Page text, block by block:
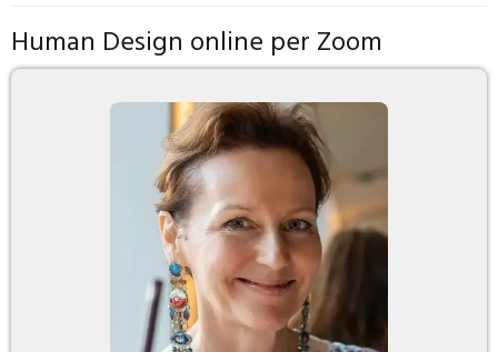
Human Design online per Zoom